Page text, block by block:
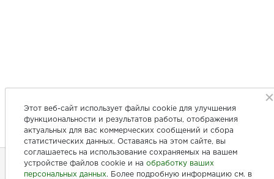
Этот веб-сайт использует файлы cookie для улучшения
функциональности и результатов работы, отображения
актуальных для вас коммерческих сообщений и сбора
статистических данных. Оставаясь на этом сайте, вы
соглашаетесь на использование сохраняемых на вашем
устройстве файлов cookie и на обработку ваших
персональных данных. Более подробную информацию см. в